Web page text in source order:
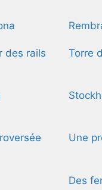
des rails
Torre
Une
Des